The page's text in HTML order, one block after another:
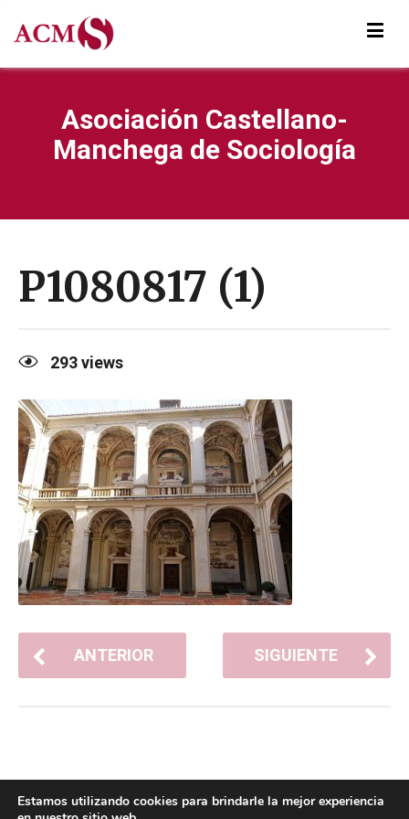
Asociación Castellano-
Manchega de Sociología
P1080817 (1)
293views
ANTERIOR SIGUIENTE
Estamos utilizando cookies para brindarle la mejor experiencia